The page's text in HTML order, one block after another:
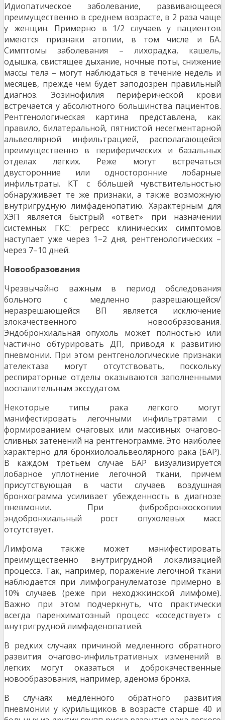
Идиопатическое заболевание, развивающееся
преимущественно в среднем возрасте, в 2 раза чаще
у женщин. Примерно в 1/2 случаев у пациентов
имеются признаки атопии, в том числе и БА.
Симптомы заболевания – лихорадка, кашель,
одышка, свистящее дыхание, ночные поты, снижение
массы тела – могут наблюдаться в течение недель и
месяцев, прежде чем будет заподозрен правильный
диагноз. Эозинофилия периферической крови
встречается у абсолютного большинства пациентов.
Рентгенологическая картина представлена, как
правило, билатеральной, пятнистой несегментарной
альвеолярной инфильтрацией, располагающейся
преимущественно в периферических и базальных
отделах легких. Реже могут встречаться
двусторонние или односторонние лобарные
инфильтраты. КТ с бóльшей чувствительностью
обнаруживает те же признаки, а также возможную
внутригрудную лимфаденопатию. Характерным для
ХЭП является быстрый «ответ» при назначении
системных ГКС: регресс клинических симптомов
наступает уже через 1–2 дня, рентгенологических –
через 7–10 дней.
Новообразования
Чрезвычайно важным в период обследования
больного с медленно разрешающейся/
неразрешающейся ВП является исключение
злокачественного новообразования.
Эндобронхиальная опухоль может полностью или
частично обтурировать ДП, приводя к развитию
пневмонии. При этом рентгенологические признаки
ателектаза могут отсутствовать, поскольку
респираторные отделы оказываются заполненными
воспалительным экссудатом.
Некоторые типы рака легкого могут
манифестировать легочными инфильтратами с
формированием очаговых или массивных очагово-
сливных затенений на рентгенограмме. Это наиболее
характерно для бронхиолоальвеолярного рака (БАР).
В каждом третьем случае БАР визуализируется
лобарное уплотнение легочной ткани, причем
присутствующая в части случаев воздушная
бронхограмма усиливает убежденность в диагнозе
пневмонии. При фибробронхоскопии
эндобронхиальный рост опухолевых масс
отсутствует.
Лимфома также может манифестировать
преимущественно внутригрудной локализацией
процесса. Так, например, поражение легочной ткани
наблюдается при лимфогранулематозе примерно в
10% случаев (реже при неходжкинской лимфоме).
Важно при этом подчеркнуть, что практически
всегда паренхиматозный процесс «соседствует» с
внутригрудной лимфаденопатией.
В редких случаях причиной медленного обратного
развития очагово-инфильтративных изменений в
легких могут оказаться и доброкачественные
новообразования, например, аденома бронха.
В случаях медленного обратного развития
пневмонии у курильщиков в возрасте старше 40 и